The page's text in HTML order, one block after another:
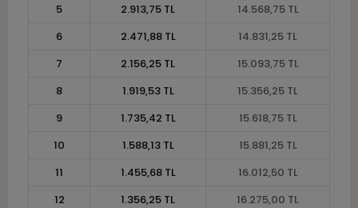
5
2.913,75 TL
14.568,75 TL
6
2.471,88 TL
14.831,25 TL
7
2.156,25 TL
15.093,75 TL
8
1.919,53 TL
15.356,25 TL
9
1.735,42 TL
15.618,75 TL
10
1.588,13 TL
15.881,25 TL
11
1.455,68 TL
16.012,50 TL
12
1.356,25 TL 16.275,00 TL